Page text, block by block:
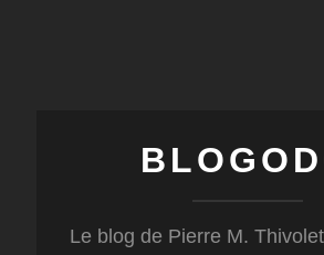
Le blog de Pierre M.